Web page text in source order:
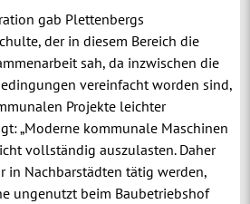
gab Plettenbergs
der in diesem Bereich die
sah, da inzwischen die
vereinfacht worden sind,
Projekte leichter
„Moderne kommunale Maschinen
vollständig auszulasten. Daher
in Nachbarstädten tätig werden,
ungenutzt beim Baubetriebshof